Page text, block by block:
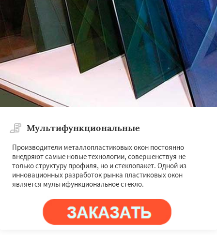
Мультифункциональные
Производители металлопластиковых окон постоянно
внедряют самые новые технологии, совершенствуя не
только структуру профиля, но и стеклопакет. Одной из
инновационных разработок рынка пластиковых окон
является мультифункциональное стекло.